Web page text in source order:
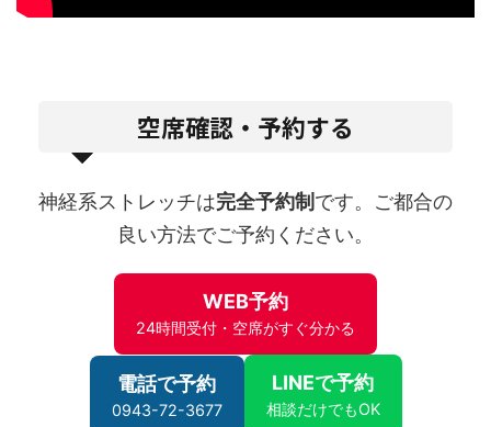
空席確認・予約する
神経系ストレッチは完全予約制 です。ご都合の
良い方法でご予約ください。
WEB予約
24時間受付・空席がすぐ分かる
電話で予約
0943-72-3677
LINEで予約
相談だけでもOK